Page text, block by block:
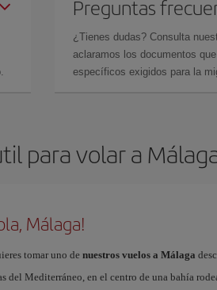
Preguntas
¿Tienes dudas? Consulta
aclaramos los documentos
específicos exigidos para la
para volar a
Málaga!
tomar uno de nuestros vuelos a Málaga
del Mediterráneo, en el centro de una bahía